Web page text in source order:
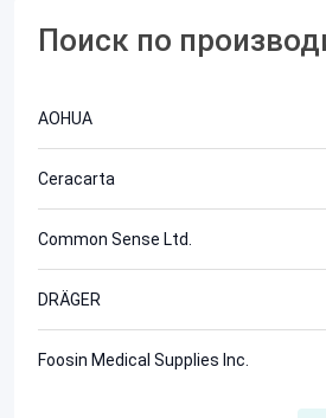
Поиск по
AOHUA
Ceracarta
Common Sense Ltd.
DRÄGER
Foosin Medical Supplies Inc.